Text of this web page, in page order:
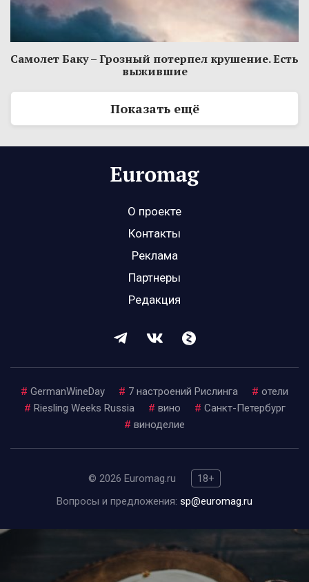
Самолет Баку – Грозный потерпел крушение. Есть
выжившие
Показать ещё
О проекте
Контакты
Реклама
Партнеры
Редакция
# GermanWineDay # 7 настроений Рислинга # отели
# Riesling Weeks Russia # вино # Санкт-Петербург
# виноделие
© 2026 Euromag.ru
18+
Вопросы и предложения: sp@euromag.ru